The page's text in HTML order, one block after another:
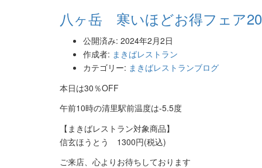
八ヶ岳 寒いほどお得フェア
公開済み: 2024年2月2日
作成者: まきばレストラン
カテゴリー: まきばレストランブログ
本日は30％OFF
午前10時の清里駅前温度は-5.5度
【まきばレストラン対象商品】
信玄ほうとう 1300円(税込)
ご来店、心よりお待ちしております